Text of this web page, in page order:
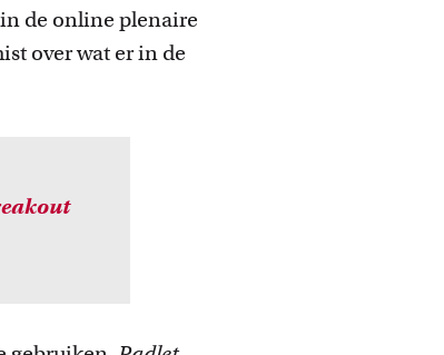
de online plenaire
over wat er in de